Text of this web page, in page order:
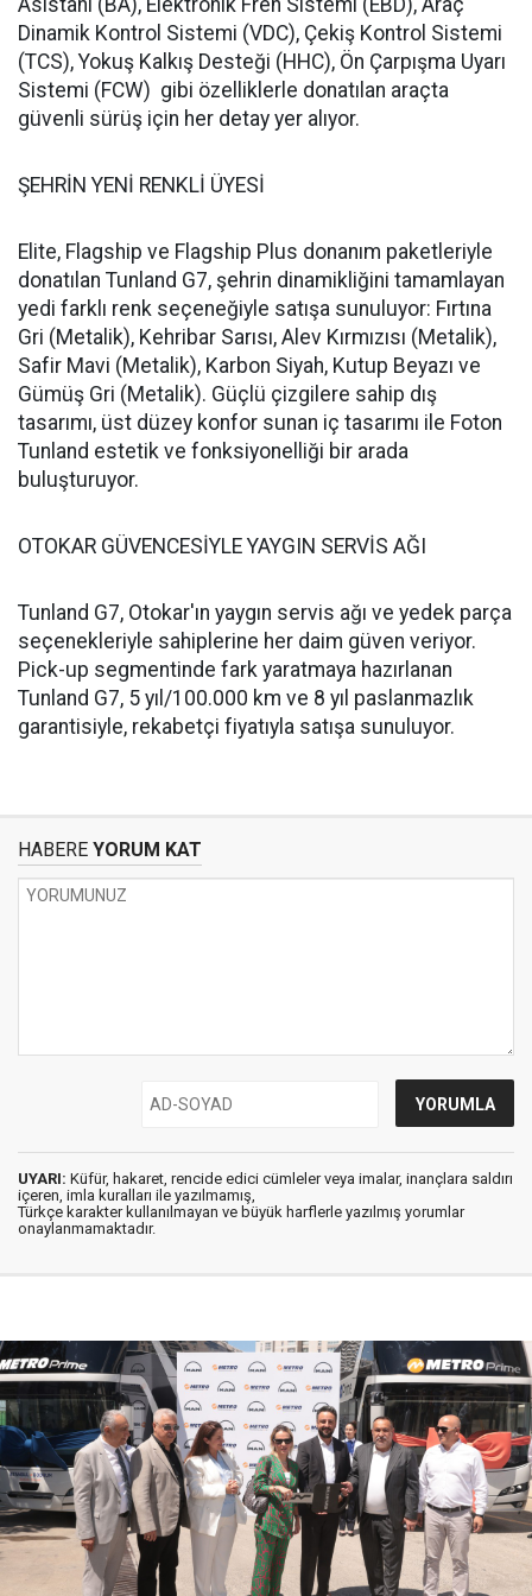
Asistanı (BA), Elektronik Fren Sistemi (EBD), Araç
Dinamik Kontrol Sistemi (VDC), Çekiş Kontrol Sistemi
(TCS), Yokuş Kalkış Desteği (HHC), Ön Çarpışma Uyarı
Sistemi (FCW) gibi özelliklerle donatılan araçta
güvenli sürüş için her detay yer alıyor.
ŞEHRİN YENİ RENKLİ ÜYESİ
Elite, Flagship ve Flagship Plus donanım paketleriyle
donatılan Tunland G7, şehrin dinamikliğini tamamlayan
yedi farklı renk seçeneğiyle satışa sunuluyor: Fırtına
Gri (Metalik), Kehribar Sarısı, Alev Kırmızısı (Metalik),
Safir Mavi (Metalik), Karbon Siyah, Kutup Beyazı ve
Gümüş Gri (Metalik). Güçlü çizgilere sahip dış
tasarımı, üst düzey konfor sunan iç tasarımı ile Foton
Tunland estetik ve fonksiyonelliği bir arada
buluşturuyor.
OTOKAR GÜVENCESİYLE YAYGIN SERVİS AĞI
Tunland G7, Otokar'ın yaygın servis ağı ve yedek parça
seçenekleriyle sahiplerine her daim güven veriyor.
Pick-up segmentinde fark yaratmaya hazırlanan
Tunland G7, 5 yıl/100.000 km ve 8 yıl paslanmazlık
garantisiyle, rekabetçi fiyatıyla satışa sunuluyor.
HABERE YORUM KAT
UYARI: Küfür, hakaret, rencide edici cümleler veya imalar, inançlara saldırı
içeren, imla kuralları ile yazılmamış,
Türkçe karakter kullanılmayan ve büyük harflerle yazılmış yorumlar
onaylanmamaktadır.